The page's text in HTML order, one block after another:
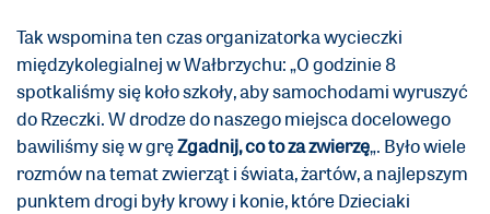
Tak wspomina ten czas organizatorka wycieczki
międzykolegialnej w Wałbrzychu: „O godzinie 8
spotkaliśmy się koło szkoły, aby samochodami wyruszyć
do Rzeczki. W drodze do naszego miejsca docelowego
bawiliśmy się w gręZgadnij, co to za zwierzę„. Było wiele
rozmów na temat zwierząt i świata, żartów, a najlepszym
punktem drogi były krowy i konie, które Dzieciaki